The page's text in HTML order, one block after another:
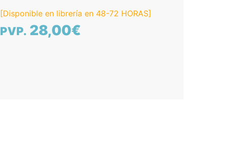
[Disponible en librería en 48-72 HORAS]
PVP. 28,00€